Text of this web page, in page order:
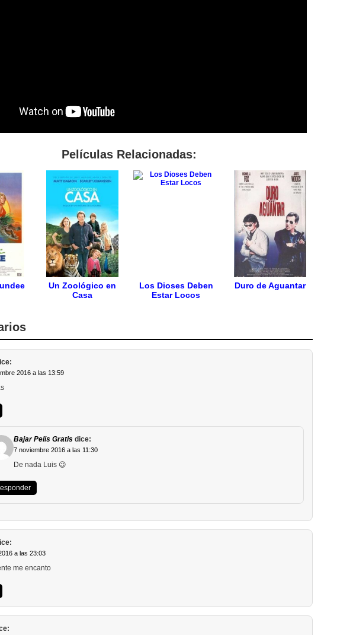
Películas Relacionadas:
Un Zoológico en
Casa
Los Dioses Deben
Estar Locos
Duro de Aguantar
2016 a las 13:59
Bajar Pelis Gratis dice:
7 noviembre 2016 a las 11:30
De nada Luis 😉
a las 23:03
me encanto